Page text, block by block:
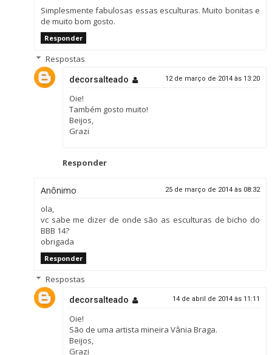
Simplesmente fabulosas essas esculturas. Muito bonitas e
de muito bom gosto.
Responder
Respostas
decorsalteado 12 de março de 2014 às 13:20
Oie!
Também gosto muito!
Beijos,
Grazi
Responder
Anônimo 25 de março de 2014 às 08:32
ola,
vc sabe me dizer de onde são as esculturas de bicho do
BBB 14?
obrigada
Responder
Respostas
decorsalteado 14 de abril de 2014 às 11:11
Oie!
São de uma artista mineira Vânia Braga.
Beijos,
Grazi